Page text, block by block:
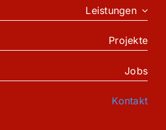
Leistungen
Projekte
Jobs
Kontakt